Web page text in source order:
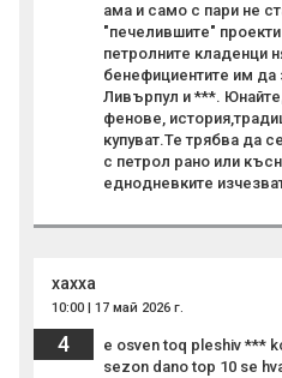
ама и само с пари не
"печелившите"
петролните кладенци
бенефициентите им да
Ливърпул и ***.
фенове,
купуват.Те трябва да
с петрол рано или
еднодневките
xaxxa
10:00 | 17 май 2026 г.
4
e osven toq pleshiv ***
sezon dano top 10 se